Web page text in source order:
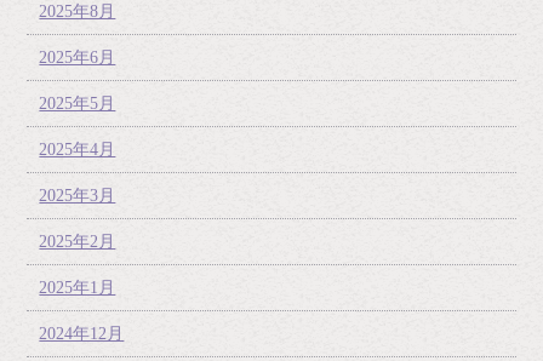
2025年8月
2025年6月
2025年5月
2025年4月
2025年3月
2025年2月
2025年1月
2024年12月